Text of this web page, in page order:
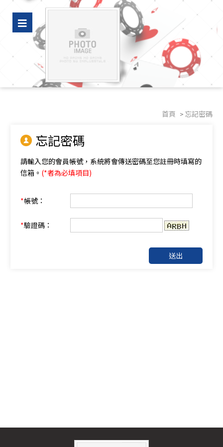
豪好看｜室內設計、裝修、水電、冷氣廠商推薦
首頁 忘記密碼
忘記密碼
請輸入您的會員帳號，系統將會傳送密碼至您註冊時填寫的
信箱。 (*者為必填項目)
*帳號：
*驗證碼：
送出